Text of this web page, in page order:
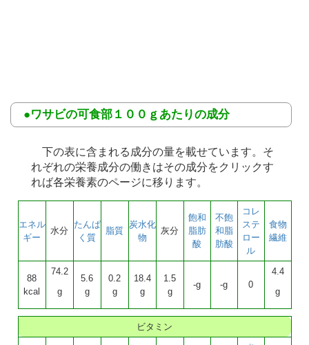
●ワサビの可食部１００ｇあたりの成分
下の表に含まれる成分の量を載せています。そ
れぞれの栄養成分の働きはその成分をクリックす
れば各栄養素のページに移ります。
エネル
ギー
水分
たんぱ
く質
脂質
炭水化
物
灰分
飽和
脂肪
酸
不飽
和脂
肪酸
コレ
ステ
ロー
ル
食物
繊維
88
kcal
74.2
g
5.6
g
0.2
g
18.4
g
1.5
g
-g -g 0
4.4
g
ビタミン